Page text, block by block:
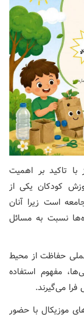
تاکید بر اهمیت
کودکان یکی از
است زیرا آنان
نسبت به مسائل
حفاظت از محیط
مفهوم استفاده
می‌گیرند.
موزیکال با حضور